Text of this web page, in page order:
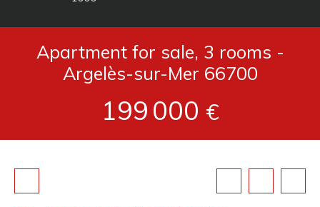
Apartment for sale, 3 rooms -
Argelès-sur-Mer 66700
199 000 €